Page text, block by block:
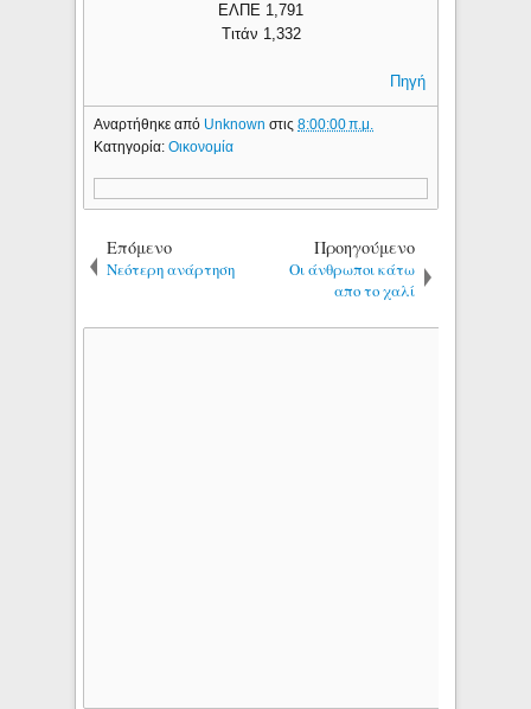
ΕΛΠΕ 1,791
Τιτάν 1,332
Πηγή
Αναρτήθηκε από Unknownστις8:00:00 π.μ.
Κατηγορία:Οικονομία
Επόμενο
Νεότερη ανάρτηση
Προηγούμενο
Οι άνθρωποι κάτω
απο το χαλί